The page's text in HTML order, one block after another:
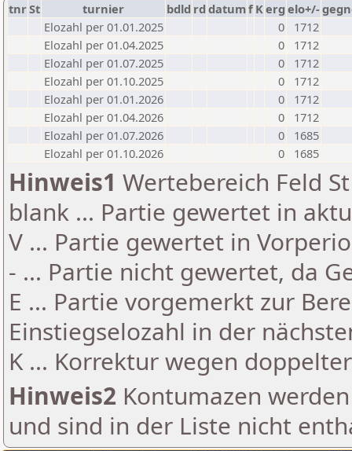
tnrSt turnier bdld rd datumf Kerg elo+/-
Elozahl per 01.01.2025
0
1712
Elozahl per 01.04.2025
0
1712
Elozahl per 01.07.2025
0
1712
Elozahl per 01.10.2025
0
1712
Elozahl per 01.01.2026
0
1712
Elozahl per 01.04.2026
0
1712
Elozahl per 01.07.2026
0
1685
Elozahl per 01.10.2026
0 1685
Hinweis1 Wertebereich Feld
blank ... Partie gewertet in
V ... Partie gewertet in
- ... Partie nicht gewertet, da
E ... Partie vorgemerkt zur
Einstiegselozahl in der
K ... Korrektur wegen
Hinweis2 Kontumazen
und sind in der Liste nicht